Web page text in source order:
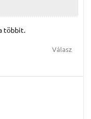
többit.
Válasz